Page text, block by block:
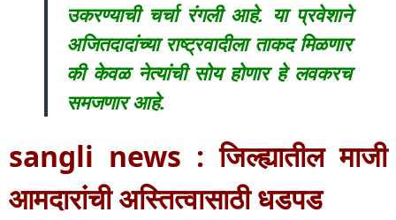
उकरण्याची चर्चा रंगली आहे. या प्रवेशाने
अजितदादांच्या राष्ट्रवादीला ताकद मिळणार
की केवळ नेत्यांची सोय होणार हे लवकरच
समजणार आहे.
sangli news : जिल्ह्यातील माजी
आमदारांची अस्तित्वासाठी धडपड